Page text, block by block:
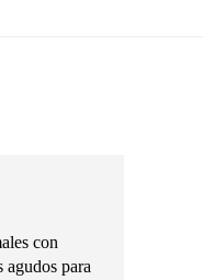
con
agudos para